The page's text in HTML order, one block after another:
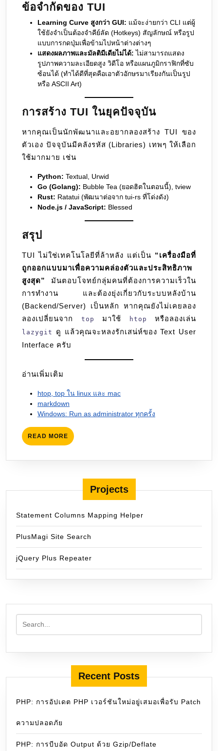
ข้อจำกัดของ TUI
Learning Curve สูงกว่า GUI: แม้จะง่ายกว่า CLI แต่ผู้
ใช้ยังจำเป็นต้องจำคีย์ลัด (Hotkeys) สัญลักษณ์ หรือรูป
แบบการกดปุ่มเพื่อข้ามไปหน้าต่างต่างๆ
แสดงผลภาพและมัลติมีเดียไม่ได้: ไม่สามารถแสดง
รูปภาพความละเอียดสูง วิดีโอ หรือแผนภูมิกราฟิกที่ซับ
ซ้อนได้ (ทำได้ดีที่สุดคือเอาตัวอักษรมาเรียงกันเป็นรูป
หรือ ASCII Art)
การสร้าง TUI ในยุคปัจจุบัน
หากคุณเป็นนักพัฒนาและอยากลองสร้าง TUI ของ
ตัวเอง ปัจจุบันมีคลังรหัส (Libraries) เทพๆ ให้เลือก
ใช้มากมาย เช่น
Python: Textual, Urwid
Go (Golang): Bubble Tea (ยอดฮิตในตอนนี้), tview
Rust: Ratatui (พัฒนาต่อจาก tui-rs ที่โด่งดัง)
Node.js / JavaScript: Blessed
สรุป
TUI ไม่ใช่เทคโนโลยีที่ล้าหลัง แต่เป็น “เครื่องมือที่
ถูกออกแบบมาเพื่อความคล่องตัวและประสิทธิภาพ
สูงสุด”
มันตอบโจทย์กลุ่มคนที่ต้องการความเร็วใน
การทำงาน และต้องยุ่งเกี่ยวกับระบบหลังบ้าน
(Backend/Server) เป็นหลัก หากคุณยังไม่เคยลอง
ลองเปลี่ยนจาก top มาใช้ htop หรือลองเล่น
lazygit
ดู แล้วคุณจะหลงรักเสน่ห์ของ Text User
Interface ครับ
อ่านเพิ่มเติม
htop, top ใน linux และ mac
markdown
Windows: Run as administrator ทุกครั้ง
READ MORE READ
MORE
Projects
Statement Columns Mapping Helper
PlusMagi Site Search
jQuery Plus Repeater
Recent Posts
PHP: การอัปเดต PHP เวอร์ชันใหม่อยู่เสมอเพื่อรับ Patch
ความปลอดภัย
PHP: การบีบอัด Output ด้วย Gzip/Deflate